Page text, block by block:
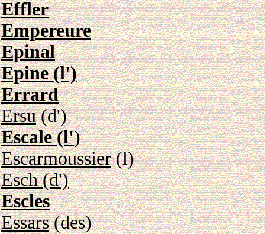
Effler
Empereure
Epinal
Epine (l')
Errard
Ersu(d')
Escale (l')
Escarmoussier(l)
Esch (d')
Escles
Essars(des)